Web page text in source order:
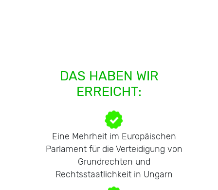
DAS HABEN WIR
ERREICHT:
Eine Mehrheit im Europäischen
Parlament für die Verteidigung von
Grundrechten und
Rechtsstaatlichkeit in Ungarn